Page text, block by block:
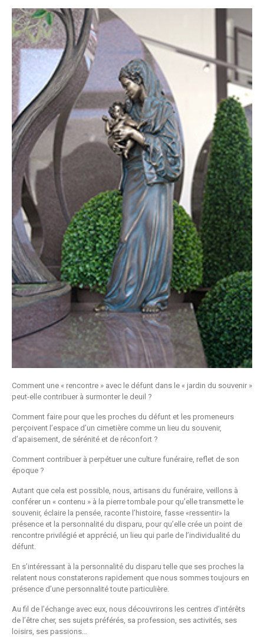
Comment une « rencontre » avec le défunt dans le « jardin du souvenir »
peut-elle contribuer à surmonter le deuil ?
Comment faire pour que les proches du défunt et les promeneurs
perçoivent l’espace d’un cimetière comme un lieu du souvenir,
d’apaisement, de sérénité et de réconfort ?
Comment contribuer à perpétuer une culture funéraire, reflet de son
époque ?
Autant que cela est possible, nous, artisans du funéraire, veillons à
conférer un « contenu » à la pierre tombale pour qu’elle transmette le
souvenir, éclaire la pensée, raconte l’histoire, fasse «ressentir» la
présence et la personnalité du disparu, pour qu’elle crée un point de
rencontre privilégié et apprécié, un lieu qui parle de l’individualité du
défunt.
En s’intéressant à la personnalité du disparu telle que ses proches la
relatent nous constaterons rapidement que nous sommes toujours en
présence d’une personnalité toute particulière.
Au fil de l’échange avec eux, nous découvrirons les centres d’intérêts
de l’être cher, ses sujets préférés, sa profession, ses activités, ses
loisirs, ses passions…